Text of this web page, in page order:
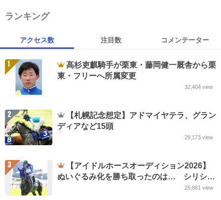
ランキング
アクセス数 注目数 コメンテーター
1
高杉吏麒騎手が栗東・藤岡健一厩舎から栗
東・フリーへ所属変更
32,404 view
2
【札幌記念想定】アドマイヤテラ、グラン
ディアなど15頭
29,173 view
3
【アイドルホースオーディション2026】
ぬいぐるみ化を勝ち取ったのは… シリシ
25,861 view